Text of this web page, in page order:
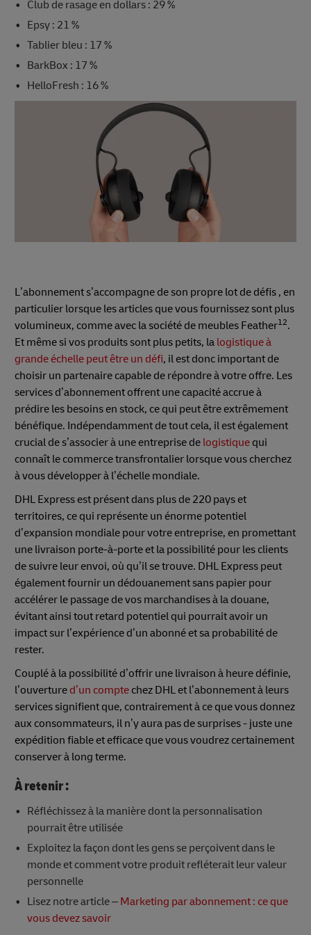
Club de rasage en dollars : 29 %
Epsy : 21 %
Tablier bleu : 17 %
BarkBox : 17 %
HelloFresh : 16 %
L’abonnement s’accompagne de son propre lot de défis , en
particulier lorsque les articles que vous fournissez sont plus
volumineux, comme avec la société de meubles Feather12.
Et même si vos produits sont plus petits, la logistique à
grande échelle peut être un défi, il est donc important de
choisir un partenaire capable de répondre à votre offre. Les
services d’abonnement offrent une capacité accrue à
prédire les besoins en stock, ce qui peut être extrêmement
bénéfique. Indépendamment de tout cela, il est également
crucial de s’associer à une entreprise de logistique qui
connaît le commerce transfrontalier lorsque vous cherchez
à vous développer à l’échelle mondiale.
DHL Express est présent dans plus de 220 pays et
territoires, ce qui représente un énorme potentiel
d’expansion mondiale pour votre entreprise, en promettant
une livraison porte-à-porte et la possibilité pour les clients
de suivre leur envoi, où qu’il se trouve. DHL Express peut
également fournir un dédouanement sans papier pour
accélérer le passage de vos marchandises à la douane,
évitant ainsi tout retard potentiel qui pourrait avoir un
impact sur l’expérience d’un abonné et sa probabilité de
rester.
Couplé à la possibilité d’offrir une livraison à heure définie,
l’ouverture d’un compte chez DHL et l’abonnement à leurs
services signifient que, contrairement à ce que vous donnez
aux consommateurs, il n’y aura pas de surprises - juste une
expédition fiable et efficace que vous voudrez certainement
conserver à long terme.
À retenir :
Réfléchissez à la manière dont la personnalisation
pourrait être utilisée
Exploitez la façon dont les gens se perçoivent dans le
monde et comment votre produit refléterait leur valeur
personnelle
Lisez notre article – Marketing par abonnement : ce que
vous devez savoir